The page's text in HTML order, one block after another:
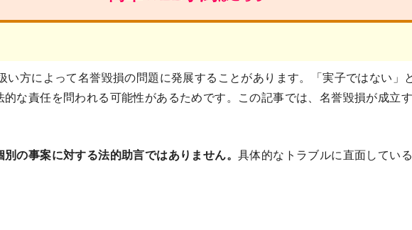
い方によって名誉毀損の問題に発展することがあります。「実子ではない」
な責任を問われる可能性があるためです。この記事では、名誉毀損が成立
の事案に対する法的助言ではありません。 具体的なトラブルに直面してい